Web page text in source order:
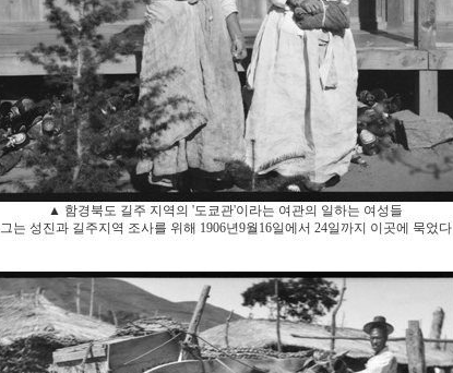
▲ 함경북도 길주 지역의 '도쿄관'이라는 여관의 일하는 여성들
그는 성진과 길주지역 조사를 위해 1906년9월16일에서 24일까지 이곳에 묵었다